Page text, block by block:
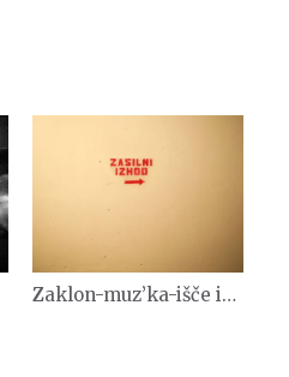
Zaklon-muz’ka-išče in najde